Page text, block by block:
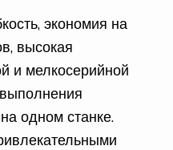
экономия на
высокая
и мелкосерийной
одном станке.